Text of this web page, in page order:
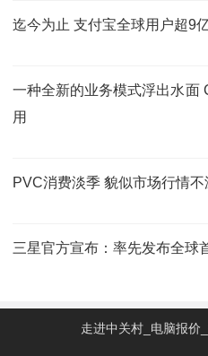
迄今为止 支付宝全球用户超9
一种全新的业务模式浮出水面
用
PVC消费淡季 貌似市场行情不
三星官方宣布：率先发布全球
走进中关村_电脑报价